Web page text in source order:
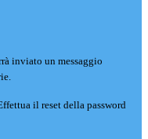
inviato un messaggio
il reset della password